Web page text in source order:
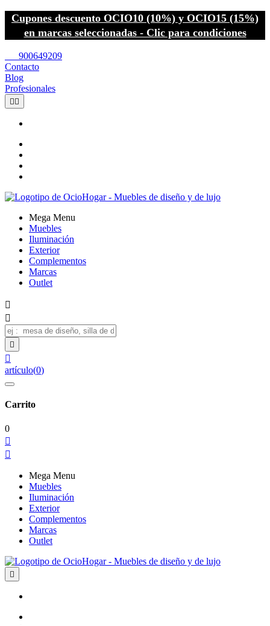
Cupones descuento OCIO10 (10%) y OCIO15 (15%)
en marcas seleccionadas - Clic para condiciones
900649209
Contacto
Blog
Profesionales
 
Mega Menu
Muebles
Iluminación
Exterior
Complementos
Marcas
Outlet




artículo(0)
Carrito
0


Mega Menu
Muebles
Iluminación
Exterior
Complementos
Marcas
Outlet
